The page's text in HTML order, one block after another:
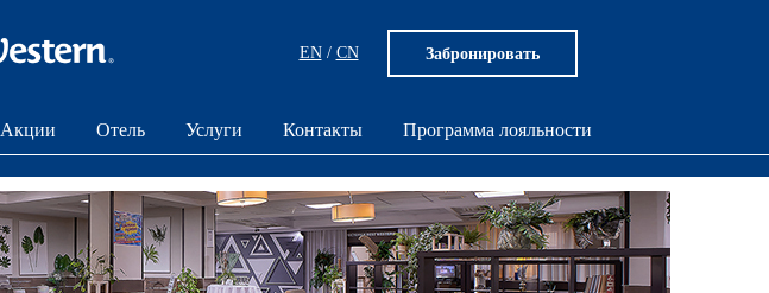
EN/ CN Забронировать
Акции Отель Услуги Контакты
Программа лояльности